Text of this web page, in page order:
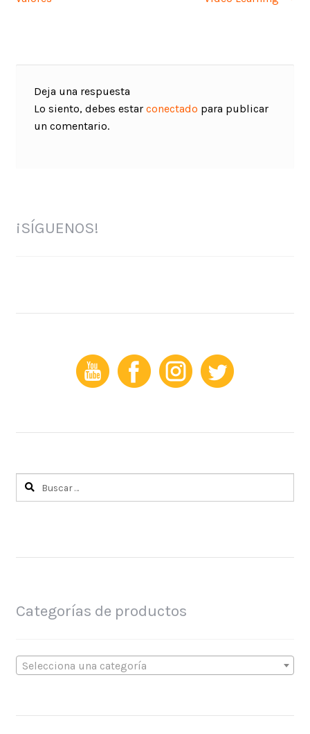
Deja una respuesta
Lo siento, debes estar conectado para publicar
un comentario.
¡SÍGUENOS!
Buscar:
Categorías de productos
Selecciona una categoría